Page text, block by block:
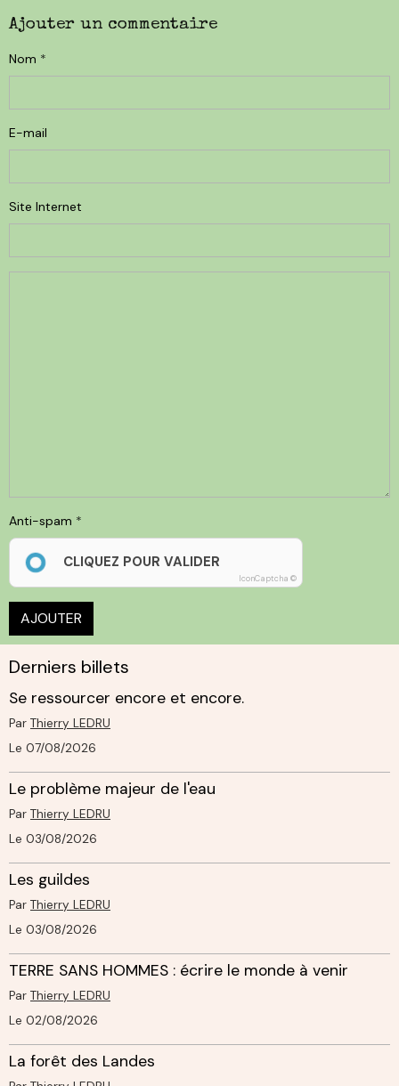
Ajouter un commentaire
Nom
E-mail
Site Internet
Anti-spam
CLIQUEZ POUR VALIDER
IconCaptcha ©
AJOUTER
Derniers billets
Se ressourcer encore et encore.
Par Thierry LEDRU
Le 07/08/2026
Le problème majeur de l'eau
Par Thierry LEDRU
Le 03/08/2026
Les guildes
Par Thierry LEDRU
Le 03/08/2026
TERRE SANS HOMMES : écrire le monde à venir
Par Thierry LEDRU
Le 02/08/2026
La forêt des Landes